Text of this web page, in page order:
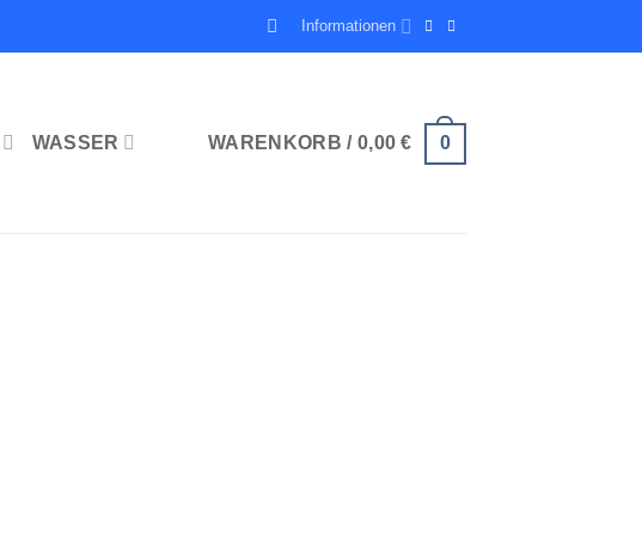
Informationen
WASSER WARENKORB / 0,00€ 0